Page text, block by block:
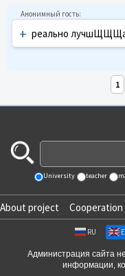
+ реально
1
University teacher
About project Cooperation
RU
Администрация сайта
информации,